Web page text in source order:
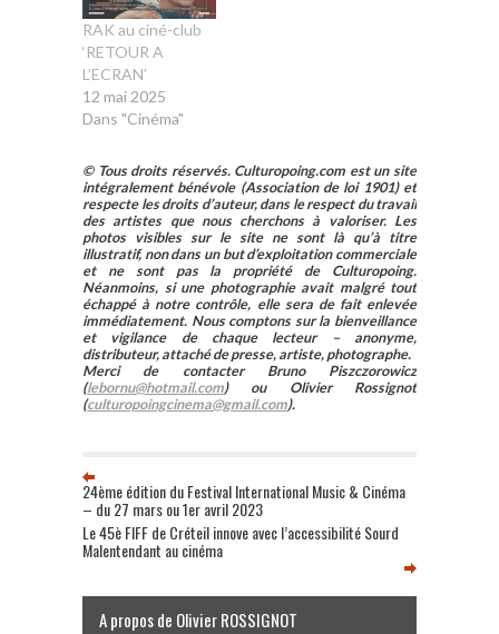
RAK au ciné-club
‘RETOUR A
L’ECRAN’
12 mai 2025
Dans "Cinéma"
© Tous droits réservés. Culturopoing.com est un site
intégralement bénévole (Association de loi 1901) et
respecte les droits d’auteur, dans le respect du travail
des artistes que nous cherchons à valoriser. Les
photos visibles sur le site ne sont là qu’à titre
illustratif, non dans un but d’exploitation commerciale
et ne sont pas la propriété de Culturopoing.
Néanmoins, si une photographie avait malgré tout
échappé à notre contrôle, elle sera de fait enlevée
immédiatement. Nous comptons sur la bienveillance
et vigilance de chaque lecteur – anonyme,
distributeur, attaché de presse, artiste, photographe.
Merci de contacter Bruno Piszczorowicz
(lebornu@hotmail.com) ou Olivier Rossignot
(culturopoingcinema@gmail.com).
24ème édition du Festival International Music & Cinéma
– du 27 mars ou 1er avril 2023
Le 45è FIFF de Créteil innove avec l’accessibilité Sourd
Malentendant au cinéma
A propos de Olivier ROSSIGNOT